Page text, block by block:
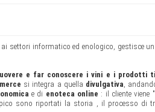
settori informatico ed enologico, gestisce un
e far conoscere i vini e i prodotti
si integra a quella divulgativa,
e di enoteca online : il cliente viene
sono riportati la storia , il processo di